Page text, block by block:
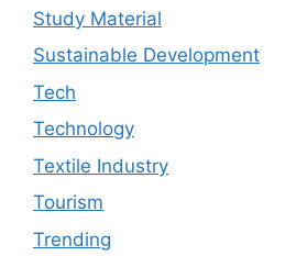
Study Material
Sustainable Development
Tech
Technology
Textile Industry
Tourism
Trending